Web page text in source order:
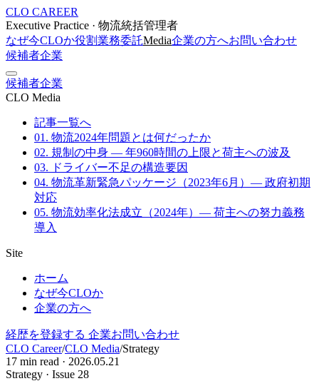
CLO CAREER
Executive Practice · 物流統括管理者
なぜ今CLOか役割業務委託Media企業の方へお問い合わせ
候補者企業
候補者企業
CLO Media
記事一覧へ
01. 物流2024年問題とは何だったか
02. 規制の中身 — 年960時間の上限と荷主への波及
03. ドライバー不足の構造要因
04. 物流革新緊急パッケージ（2023年6月）— 政府初期
対応
05. 物流効率化法成立（2024年）— 荷主への努力義務
導入
Site
ホーム
なぜ今CLOか
企業の方へ
経歴を登録する 企業お問い合わせ
CLO Career/CLO Media/Strategy
17 min read · 2026.05.21
Strategy · Issue 28